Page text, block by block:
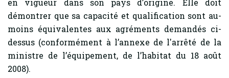
en vigueur dans son pays d’origine. Elle doit
démontrer que sa capacité et qualification sont au-
moins équivalentes aux agréments demandés ci-
dessus (conformément à l’annexe de l'arrêté de la
ministre de l’équipement, de l’habitat du 18 août
2008).